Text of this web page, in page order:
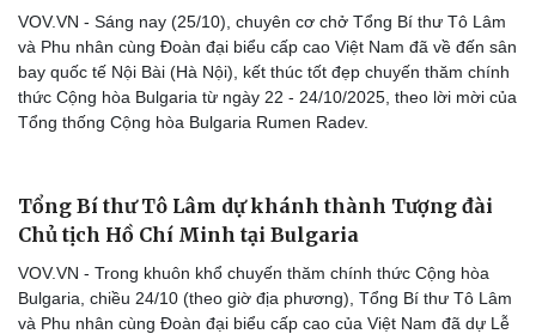
Dinh dưỡng - món ngon
Cây thuốc
Sản phụ khoa
Nhi khoa
Nam khoa
Blog
Tình yêu - Gia đình
nước Lào
VOV.VN - Sáng nay (25/10), tại Trụ sở Trung ương Đảng, Tổng Bí
thư Tô Lâm đã tiếp Tổng Bí thư, Chủ tịch nước Lào Thongloun
Sisoulith nhân dịp tham dự Lễ mở ký Công ước của Liên Hợp
Quốc về chống tội phạm mạng tại Thủ đô Hà Nội.
Tổng Bí thư Tô Lâm về đến Hà Nội kết thúc tốt đẹp
chuyến công tác tại Bulgaria
VOV.VN - Sáng nay (25/10), chuyên cơ chở Tổng Bí thư Tô Lâm
và Phu nhân cùng Đoàn đại biểu cấp cao Việt Nam đã về đến sân
bay quốc tế Nội Bài (Hà Nội), kết thúc tốt đẹp chuyến thăm chính